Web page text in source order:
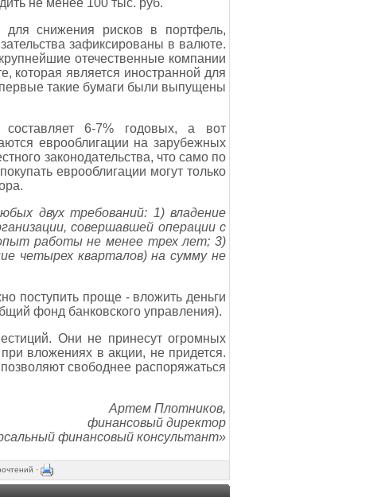
не менее 100 тыс. руб.
снижения рисков в портфель,
зафиксированы в валюте.
отечественные компании
которая является иностранной для
первые такие бумаги были выпущены
6-7% годовых, а вот
еврооблигации на зарубежных
законодательства, что само по
еврооблигации могут только
двух требований: 1) владение
совершавшей операции с
работы не менее трех лет; 3)
четырех кварталов) на сумму не
поступить проще - вложить деньги
фонд банковского управления).
Они не принесут огромных
вложениях в акции, не придется.
свободнее распоряжаться
Артем Плотников,
финансовый директор
финансовый консультант»
·